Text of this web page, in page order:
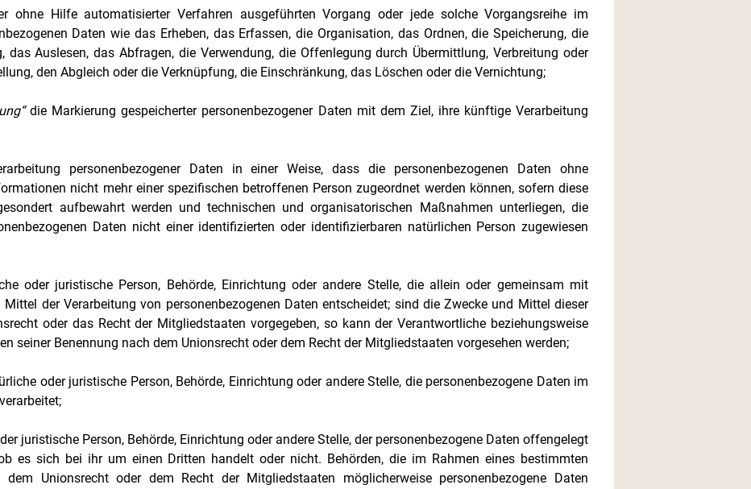
ohne Hilfe automatisierter Verfahren ausgeführten Vorgang oder jede solche Vorgangsreihe im
Daten wie das Erheben, das Erfassen, die Organisation, das Ordnen, die Speicherung, die
das Auslesen, das Abfragen, die Verwendung, die Offenlegung durch Übermittlung, Verbreitung oder
den Abgleich oder die Verknüpfung, die Einschränkung, das Löschen oder die Vernichtung;
die Markierung gespeicherter personenbezogener Daten mit dem Ziel, ihre künftige Verarbeitung
personenbezogener Daten in einer Weise, dass die personenbezogenen Daten ohne
nicht mehr einer spezifischen betroffenen Person zugeordnet werden können, sofern diese
aufbewahrt werden und technischen und organisatorischen Maßnahmen unterliegen, die
Daten nicht einer identifizierten oder identifizierbaren natürlichen Person zugewiesen
oder juristische Person, Behörde, Einrichtung oder andere Stelle, die allein oder gemeinsam mit
der Verarbeitung von personenbezogenen Daten entscheidet; sind die Zwecke und Mittel dieser
oder das Recht der Mitgliedstaaten vorgegeben, so kann der Verantwortliche beziehungsweise
seiner Benennung nach dem Unionsrecht oder dem Recht der Mitgliedstaaten vorgesehen werden;
oder juristische Person, Behörde, Einrichtung oder andere Stelle, die personen­bezogene Daten im
juristische Person, Behörde, Einrichtung oder andere Stelle, der personenbezogene Daten offengelegt
es sich bei ihr um einen Dritten handelt oder nicht. Behörden, die im Rahmen eines bestimmten
dem Unionsrecht oder dem Recht der Mitgliedstaaten möglicherweise personenbezogene Daten